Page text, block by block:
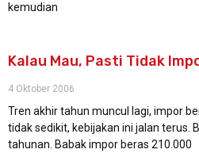
kemudian
Kalau Mau, Pasti Tidak
4 Oktober 2006
Tren akhir tahun muncul lagi, impor
tidak sedikit, kebijakan ini jalan terus.
tahunan. Babak impor beras 210.000